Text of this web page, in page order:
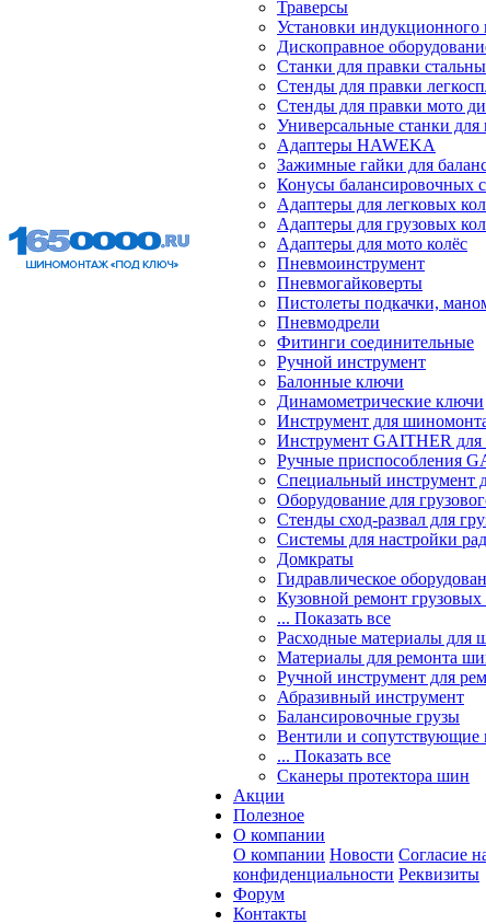
Траверсы
Установки индукционного
Дископравное
Станки для правки
Стенды для правки
Стенды для правки мото
Универсальные станки для
Адаптеры HAWEKA
Зажимные гайки для
Конусы балансировочных
Адаптеры для легковых
Адаптеры для грузовых
Адаптеры для мото колёс
Пневмоинструмент
Пневмогайковерты
Пистолеты подкачки,
Пневмодрели
Фитинги соединительные
Ручной инструмент
Балонные ключи
Динамометрические ключи
Инструмент для
Инструмент GAITHER для
Ручные приспособления
Специальный инструмент
Оборудование для
Стенды сход-развал для
Системы для настройки
Домкраты
Гидравлическое
Кузовной ремонт грузовых
... Показать все
Расходные материалы для
Материалы для ремонта
Ручной инструмент для
Абразивный инструмент
Балансировочные грузы
Вентили и сопутствующие
... Показать все
Сканеры протектора шин
Акции
Полезное
О компании
О компании Новости Согласие
конфиденциальности Реквизиты
Форум
Контакты